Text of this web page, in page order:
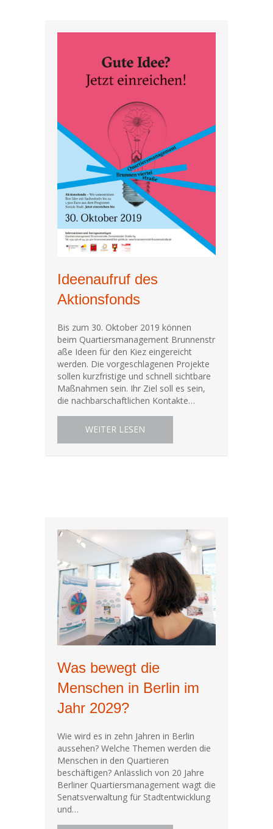
Ideenaufruf des
Aktionsfonds
Bis zum 30. Oktober 2019 können
beim Quartiersmanagement Brunnenstr
aße Ideen für den Kiez eingereicht
werden. Die vorgeschlagenen Projekte
sollen kurzfristige und schnell sichtbare
Maßnahmen sein. Ihr Ziel soll es sein,
die nachbarschaftlichen Kontakte…
WEITER LESEN
Was bewegt die
Menschen in Berlin im
Jahr 2029?
Wie wird es in zehn Jahren in Berlin
aussehen? Welche Themen werden die
Menschen in den Quartieren
beschäftigen? Anlässlich von 20 Jahre
Berliner Quartiersmanagement wagt die
Senatsverwaltung für Stadtentwicklung
und…